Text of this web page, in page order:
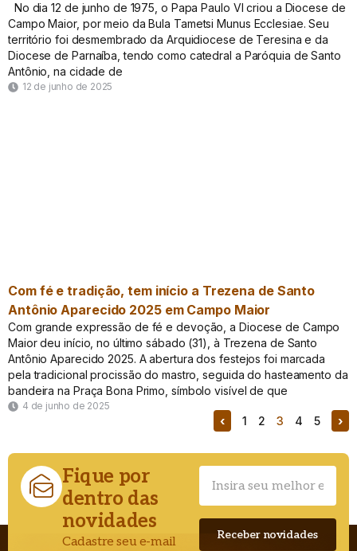
No dia 12 de junho de 1975, o Papa Paulo VI criou a Diocese de
Campo Maior, por meio da Bula Tametsi Munus Ecclesiae. Seu
território foi desmembrado da Arquidiocese de Teresina e da
Diocese de Parnaíba, tendo como catedral a Paróquia de Santo
Antônio, na cidade de
12 de junho de 2025
Com fé e tradição, tem início a Trezena de Santo
Antônio Aparecido 2025 em Campo Maior
Com grande expressão de fé e devoção, a Diocese de Campo
Maior deu início, no último sábado (31), à Trezena de Santo
Antônio Aparecido 2025. A abertura dos festejos foi marcada
pela tradicional procissão do mastro, seguida do hasteamento da
bandeira na Praça Bona Primo, símbolo visível de que
4 de junho de 2025
‹ 1 2 3 4 5 ›
Fique por
dentro das
novidades
Cadastre seu e-mail